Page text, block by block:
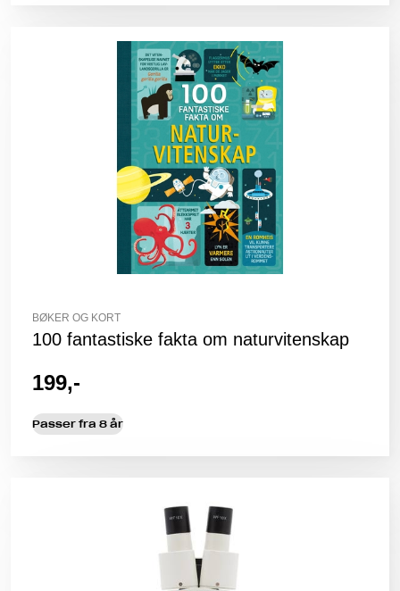
BØKER OG KORT
100 fantastiske fakta om naturvitenskap
199,-
Passer fra 8 år